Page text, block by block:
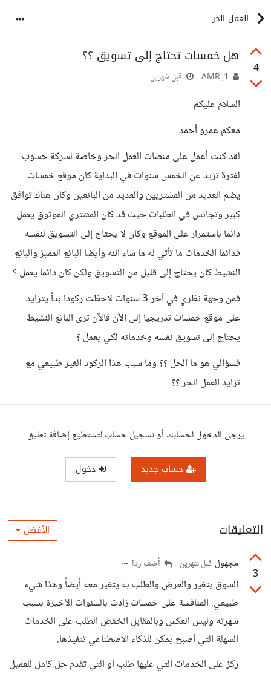
العمل الحر
4
هل خمسات تحتاج إلى تسويق ؟؟
قبل شهرين
السلام عليكم
معكم عمرو أحمد
لقد كنت أعمل على منصات العمل الحر وخاصة لشركة حسوب
لفترة تزيد عن الخمس سنوات في البداية كان موقع خمسات
يضم العديد من المشتريين والعديد من البائعين وكان هناك توافق
كبير وتجانس في الطلبات حيث قد كان المشتري الموثوق يعمل
دائما باستمرار على الموقع وكان لا يحتاج إلى التسويق لنفسه
فدائما الخدمات ما تأتي له ما شاء الله وأيضا البائع المميز والبائع
النشيط كان يحتاج إلى قليل من التسويق ولكن كان دائما يعمل ؟
فمن وجهة نظري في آخر 3 سنوات لاحظت ركودا بدأ يتزايد
على موقع خمسات تدريجيا إلى الآن فالآن ترى البائع النشيط
يحتاج إلى تسويق نفسه وخدماته لكي يعمل ؟
فسؤالي هو ما الحل ؟؟ وما سبب هذا الركود الغير طبيعي مع
تزايد العمل الحر ؟؟
يرجى الدخول لحسابك أو تسجيل حساب لتستطيع إضافة تعليق
حساب جديد دخول
التعليقات الأفضل
3
مجهول قبل شهرين أضف ردا
السوق يتغير والعرض والطلب به يتغير معه أيضاً وهذا شيء
طبيعي. المنافسة على خمسات زادت بالسنوات الأخيرة بسبب
شهرته وليس العكس وبالمقابل انخفض الطلب على الخدمات
السهلة التي أصبح يمكن للذكاء الاصطناعي تنفيذها.
ركز على الخدمات التي عليها طلب أو التي تقدم حل كامل للعميل